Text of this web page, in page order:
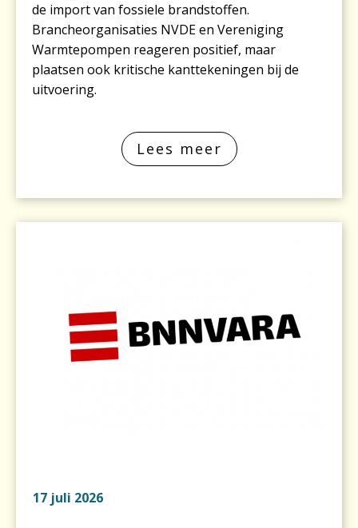
de import van fossiele brandstoffen.
Brancheorganisaties NVDE en Vereniging
Warmtepompen reageren positief, maar
plaatsen ook kritische kanttekeningen bij de
uitvoering.
Lees meer
17 juli 2026